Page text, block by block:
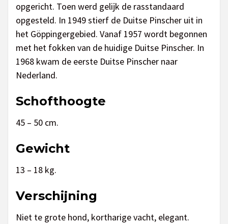
opgericht. Toen werd gelijk de rasstandaard
opgesteld. In 1949 stierf de Duitse Pinscher uit in
het Göppingergebied. Vanaf 1957 wordt begonnen
met het fokken van de huidige Duitse Pinscher. In
1968 kwam de eerste Duitse Pinscher naar
Nederland.
Schofthoogte
45 – 50 cm.
Gewicht
13 – 18 kg.
Verschijning
Niet te grote hond, kortharige vacht, elegant.